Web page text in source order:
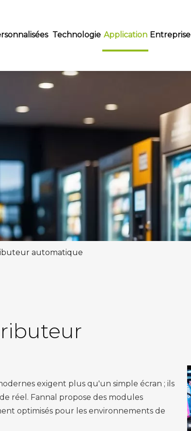
Technologie Application Entreprise
automatique
exigent plus qu'un simple écran ; ils
réel. Fannal propose des modules
optimisés pour les environnements de